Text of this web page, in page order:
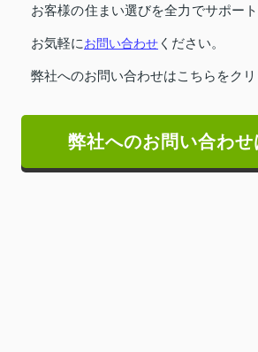
お客様の住まい選びを全力でサポー
お気軽にお問い合わせ ください。
弊社へのお問い合わせはこちらをクリ
弊社へのお問い合わせ